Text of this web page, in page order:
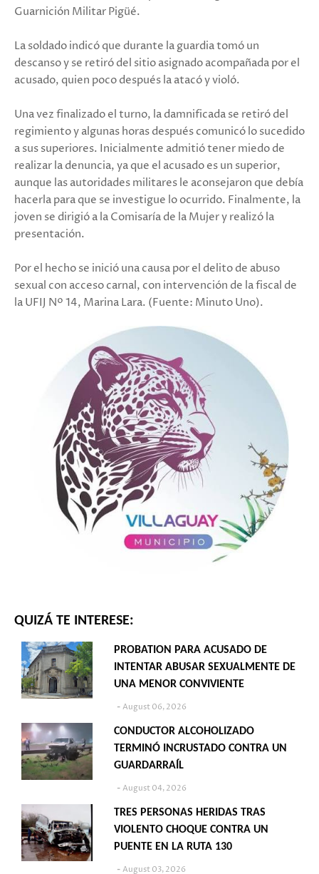
Guarnición Militar Pigüé.
La soldado indicó que durante la guardia tomó un
descanso y se retiró del sitio asignado acompañada por el
acusado, quien poco después la atacó y violó.
Una vez finalizado el turno, la damnificada se retiró del
regimiento y algunas horas después comunicó lo sucedido
a sus superiores. Inicialmente admitió tener miedo de
realizar la denuncia, ya que el acusado es un superior,
aunque las autoridades militares le aconsejaron que debía
hacerla para que se investigue lo ocurrido. Finalmente, la
joven se dirigió a la Comisaría de la Mujer y realizó la
presentación.
Por el hecho se inició una causa por el delito de abuso
sexual con acceso carnal, con intervención de la fiscal de
la UFIJ Nº 14, Marina Lara. (Fuente: Minuto Uno).
QUIZÁ TE INTERESE:
PROBATION PARA ACUSADO DE
INTENTAR ABUSAR SEXUALMENTE DE
UNA MENOR CONVIVIENTE
August 06, 2026
CONDUCTOR ALCOHOLIZADO
TERMINÓ INCRUSTADO CONTRA UN
GUARDARRAÍL
August 04, 2026
TRES PERSONAS HERIDAS TRAS
VIOLENTO CHOQUE CONTRA UN
PUENTE EN LA RUTA 130
August 03, 2026